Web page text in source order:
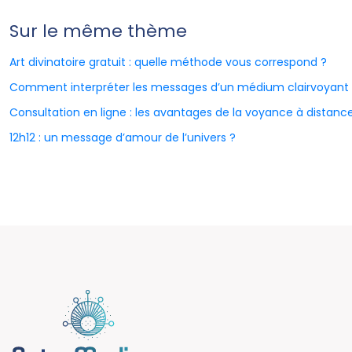
Sur le même thème
Art divinatoire gratuit : quelle méthode vous correspond ?
Comment interpréter les messages d’un médium clairvoyant
Consultation en ligne : les avantages de la voyance à
12h12 : un message d’amour de l’univers ?